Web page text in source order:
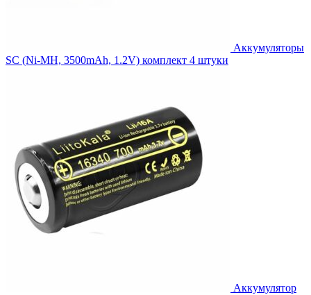
Аккумуляторы
SC (Ni-MH, 3500mAh, 1.2V) комплект 4 штуки
Аккумулятор